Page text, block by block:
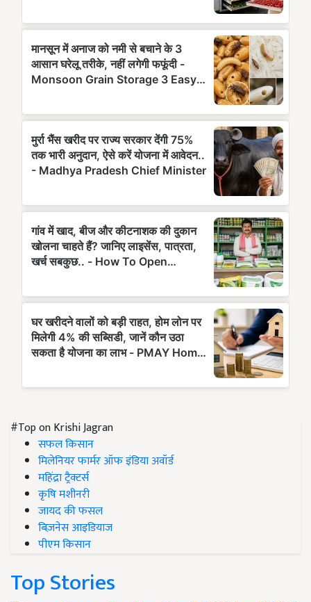
#Top on Krishi Jagran
सफल किसान
मिलेनियर फार्मर ऑफ इंडिया अवॉर्ड
महिंद्रा ट्रैक्टर्स
कृषि मशीनरी
जायद की फसल
बिज़नेस आइडियाज
पीएम किसान
Top Stories